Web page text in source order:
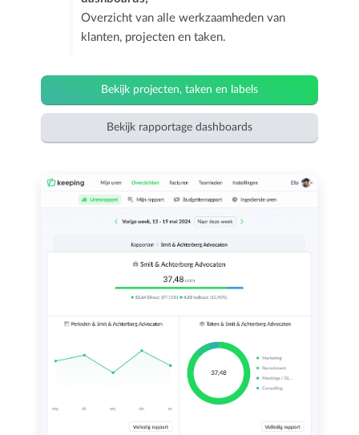
Overzicht van alle werkzaamheden van
klanten, projecten en taken.
Bekijk projecten, taken en labels
Bekijk rapportage dashboards